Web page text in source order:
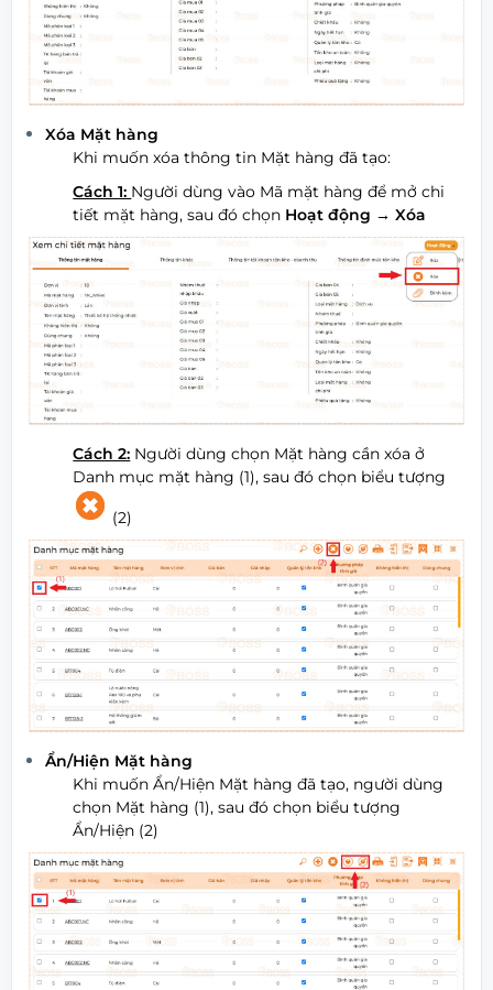
Xóa Mặt hàng
Khi muốn xóa thông tin Mặt hàng đã tạo:
Cách 1: Người dùng vào Mã mặt hàng để mở chi
tiết mặt hàng, sau đó chọn Hoạt động → Xóa
Cách 2: Người dùng chọn Mặt hàng cần xóa ở
Danh mục mặt hàng (1), sau đó chọn biểu tượng
(2)
Ẩn/Hiện Mặt hàng
Khi muốn Ẩn/Hiện Mặt hàng đã tạo, người dùng
chọn Mặt hàng (1), sau đó chọn biểu tượng
Ẩn/Hiện (2)